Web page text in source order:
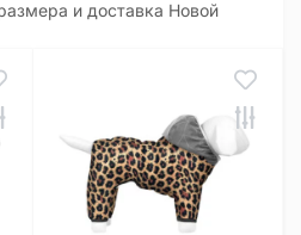
и доставка Новой